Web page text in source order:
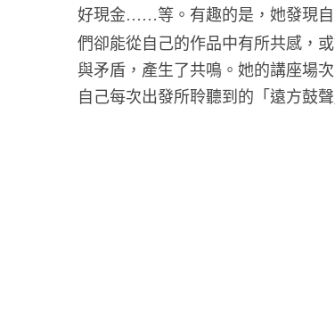
好現金……等。有趣的是，她發現
們卻能從自己的作品中有所共感，
與矛盾，產生了共鳴。她的講座場
自己每次出發所聆聽到的「遠方鼓